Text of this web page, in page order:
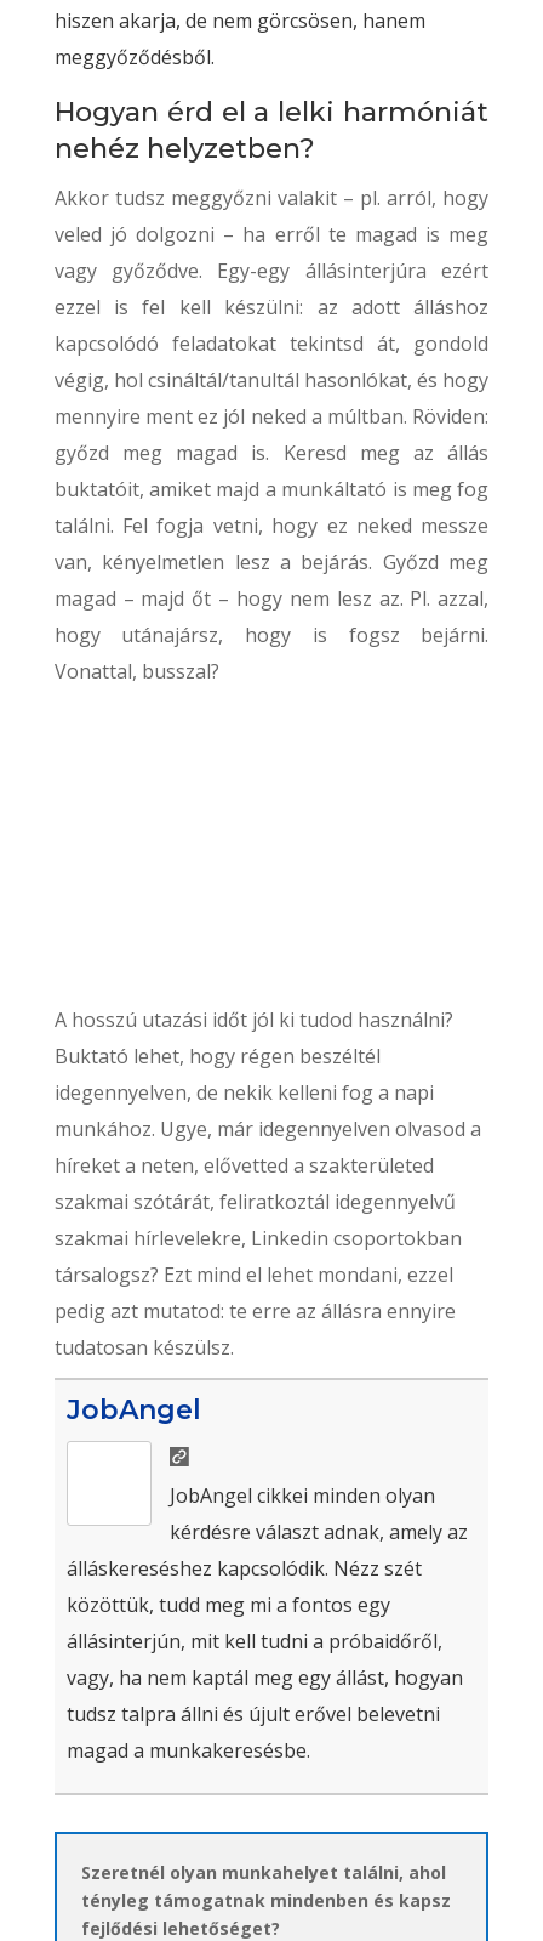
hiszen akarja, de nem görcsösen, hanem
meggyőződésből.
Hogyan érd el a lelki harmóniát
nehéz helyzetben?
Akkor tudsz meggyőzni valakit – pl. arról, hogy
veled jó dolgozni – ha erről te magad is meg
vagy győződve. Egy-egy állásinterjúra ezért
ezzel is fel kell készülni: az adott álláshoz
kapcsolódó feladatokat tekintsd át, gondold
végig, hol csináltál/tanultál hasonlókat, és hogy
mennyire ment ez jól neked a múltban. Röviden:
győzd meg magad is. Keresd meg az állás
buktatóit, amiket majd a munkáltató is meg fog
találni. Fel fogja vetni, hogy ez neked messze
van, kényelmetlen lesz a bejárás. Győzd meg
magad – majd őt – hogy nem lesz az. Pl. azzal,
hogy utánajársz, hogy is fogsz bejárni.
Vonattal, busszal?
A hosszú utazási időt jól ki tudod használni?
Buktató lehet, hogy régen beszéltél
idegennyelven, de nekik kelleni fog a napi
munkához. Ugye, már idegennyelven olvasod a
híreket a neten, elővetted a szakterületed
szakmai szótárát, feliratkoztál idegennyelvű
szakmai hírlevelekre, Linkedin csoportokban
társalogsz? Ezt mind el lehet mondani, ezzel
pedig azt mutatod: te erre az állásra ennyire
tudatosan készülsz.
JobAngel
JobAngel cikkei minden olyan
kérdésre választ adnak, amely az
álláskereséshez kapcsolódik. Nézz szét
közöttük, tudd meg mi a fontos egy
állásinterjún, mit kell tudni a próbaidőről,
vagy, ha nem kaptál meg egy állást, hogyan
tudsz talpra állni és újult erővel belevetni
magad a munkakeresésbe.
Szeretnél olyan munkahelyet találni, ahol
tényleg támogatnak mindenben és kapsz
fejlődési lehetőséget?